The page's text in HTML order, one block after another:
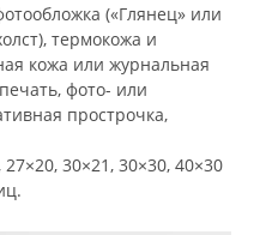
(«Глянец» или
термокожа и
кожа или журнальная
фото- или
прострочка,
30×21, 30×30, 40×30